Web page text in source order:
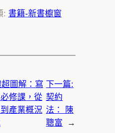
: 書籍-新書櫥窗
圖解：寫
修課，從
產業概況
下一篇:
契約
法： 陳
聰富
→